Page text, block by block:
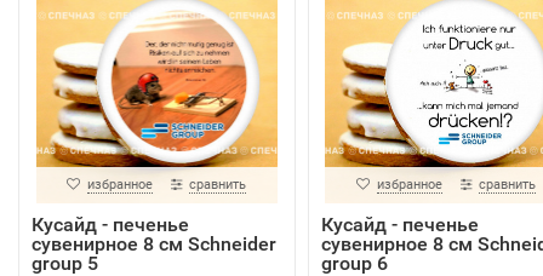
избранное сравнить
Кусайд - печенье
сувенирное 8 см Schneider
group 5
избранное сравнить
Кусайд - печенье
сувенирное 8 см
group 6